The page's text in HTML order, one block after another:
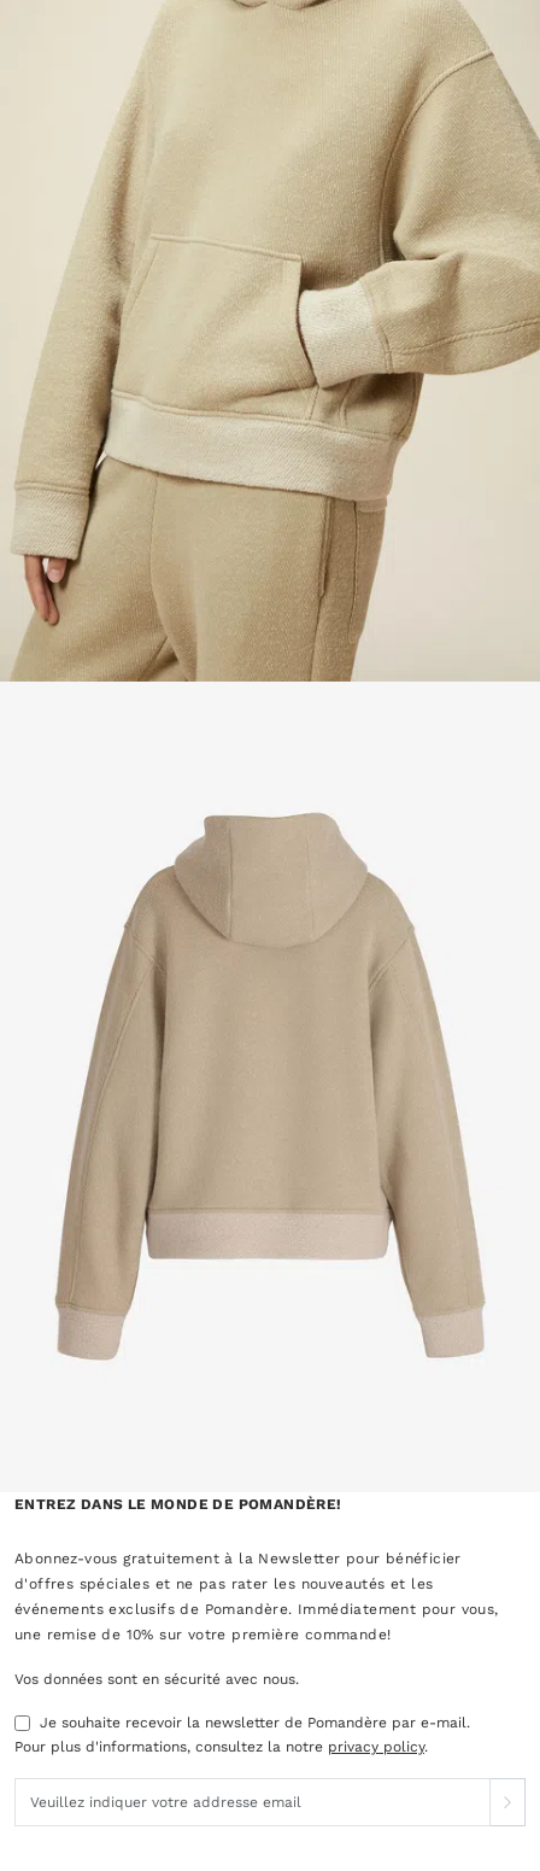
ENTREZ DANS LE MONDE DE POMANDÈRE!
Abonnez-vous gratuitement à la Newsletter pour bénéficier
d'offres spéciales et ne pas rater les nouveautés et les
événements exclusifs de Pomandère. Immédiatement pour vous,
une remise de 10% sur votre première commande!
Vos données sont en sécurité avec nous.
Je souhaite recevoir la newsletter de Pomandère par e-mail.
Pour plus d'informations, consultez la notre privacy policy.